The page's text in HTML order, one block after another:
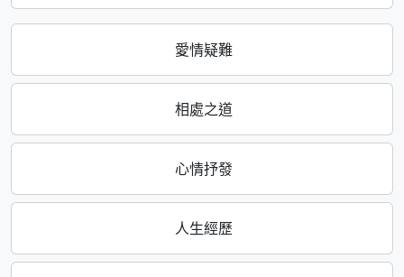
愛情疑難
相處之道
心情抒發
人生經歷